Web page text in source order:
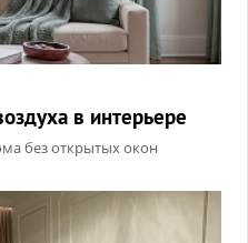
в интерьере
без открытых окон